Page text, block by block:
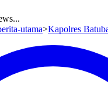
utama>Kapolres